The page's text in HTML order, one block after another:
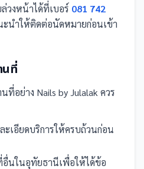
วงหน้าได้ที่เบอร์ 081 742
ะนำให้ติดต่อนัดหมายก่อนเข้า
นที่
นที่อย่าง Nails by Julalak ควร
ะเอียดบริการให้ครบถ้วนก่อน
อื่นในอุทัยธานีเพื่อให้ได้ข้อ